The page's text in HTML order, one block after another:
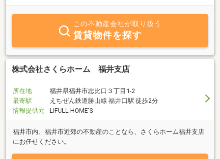
この不動産会社が取り扱う
賃貸物件を探す
株式会社さくらホーム 福井支店
所在地
福井県福井市志比口３丁目1-2
最寄駅
えちぜん鉄道勝山線 福井口駅 徒歩2分
情報提供元
LIFULL HOME'S
福井市内、福井市近郊の不動産のことなら、さくらホーム福井支店
にお任せください。